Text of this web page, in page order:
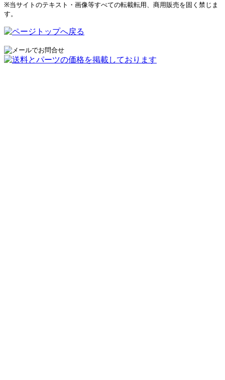
※当サイトのテキスト・画像等すべての転載転用、商用販売を固く禁じま
す。